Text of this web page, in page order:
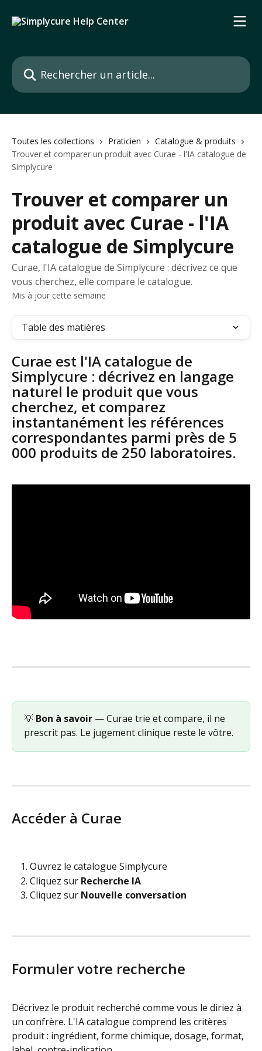
Rechercher un article...
Toutes les collections Praticien
Catalogue & produits
Trouver et comparer un produit avec Curae - l'IA catalogue de
Simplycure
Trouver et comparer un
produit avec Curae - l'IA
catalogue de Simplycure
Curae, l'IA catalogue de Simplycure : décrivez ce que
vous cherchez, elle compare le catalogue.
Mis à jour cette semaine
Table des matières
Curae est l'IA catalogue de
Simplycure : décrivez en langage
naturel le produit que vous
cherchez, et comparez
instantanément les références
correspondantes parmi près de 5
000 produits de 250 laboratoires.
💡 Bon à savoir — Curae trie et compare, il ne
prescrit pas. Le jugement clinique reste le vôtre.
Accéder à Curae
Ouvrez le catalogue Simplycure
Cliquez sur Recherche IA
Cliquez sur Nouvelle conversation
Formuler votre recherche
Décrivez le produit recherché comme vous le diriez à
un confrère. L'IA catalogue comprend les critères
produit : ingrédient, forme chimique, dosage, format,